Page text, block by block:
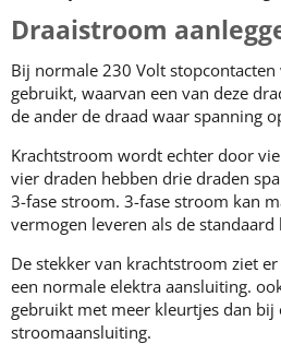
Draaistroom
Bij normale 230 Volt
gebruikt, waarvan een van deze
de ander de draad waar spanning
Krachtstroom wordt echter door
vier draden hebben drie draden
3-fase stroom. 3-fase stroom kan
vermogen leveren als de standaard
De stekker van krachtstroom ziet
een normale elektra aansluiting.
gebruikt met meer kleurtjes dan bij
stroomaansluiting.